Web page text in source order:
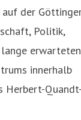
auf der
Politik,
erwarteten
innerhalb
Herbert-